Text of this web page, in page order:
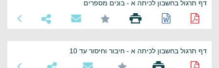
דף תרגול בחשבון לכיתה א - בונים מספרים
דף תרגול בחשבון לכיתה א - חיבור וחיסור עד 10